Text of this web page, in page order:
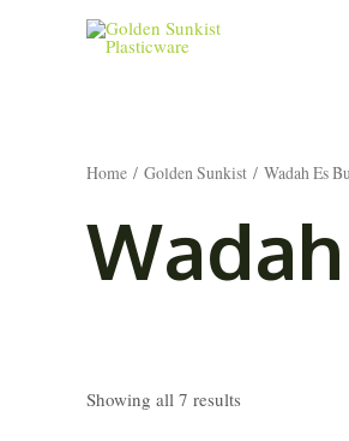
Home / Golden Sunkist / Wadah Es
Showing all 7 results